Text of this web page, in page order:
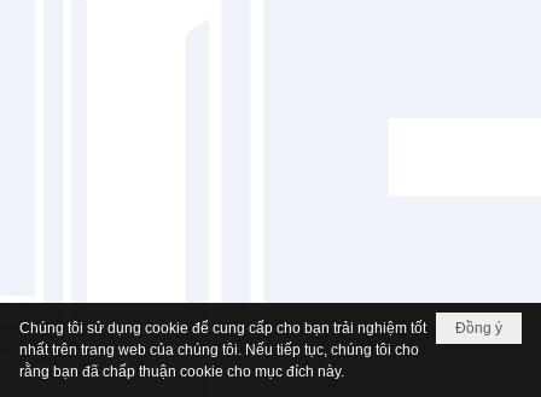
Đồng ý
Chúng tôi sử dụng cookie để cung cấp cho bạn trải nghiệm tốt
nhất trên trang web của chúng tôi. Nếu tiếp tục, chúng tôi cho
rằng bạn đã chấp thuận cookie cho mục đích này.